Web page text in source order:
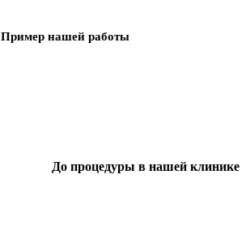
Пример нашей работы
До процедуры в нашей клинике